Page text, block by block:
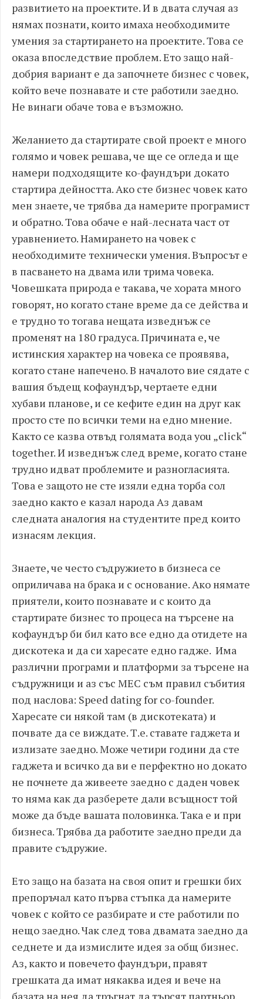
развитието на проектите. И в двата случая аз
нямах познати, които имаха необходимите
умения за стартирането на проектите. Това се
оказа впоследствие проблем. Ето защо най-
добрия вариант е да започнете бизнес с човек,
който вече познавате и сте работили заедно.
Не винаги обаче това е възможно.
Желанието да стартирате свой проект е много
голямо и човек решава, че ще се огледа и ще
намери подходящите ко-фаундъри докато
стартира дейността. Ако сте бизнес човек като
мен знаете, че трябва да намерите програмист
и обратно. Това обаче е най-лесната част от
уравнението. Намирането на човек с
необходимите технически умения. Въпросът е
в пасването на двама или трима човека.
Човешката природа е такава, че хората много
говорят, но когато стане време да се действа и
е трудно то тогава нещата изведнъж се
променят на 180 градуса. Причината е, че
истинския характер на човека се проявява,
когато стане напечено. В началото вие сядате с
вашия бъдещ кофаундър, чертаете едни
хубави планове, и се кефите един на друг как
просто сте по всички теми на едно мнение.
Както се казва отвъд голямата вода you „click“
together. И изведнъж след време, когато стане
трудно идват проблемите и разногласията.
Това е защото не сте изяли една торба сол
заедно както е казал народа Аз давам
следната аналогия на студентите пред които
изнасям лекция.
Знаете, че често съдружието в бизнеса се
оприличава на брака и с основание. Ако нямате
приятели, които познавате и с които да
стартирате бизнес то процеса на търсене на
кофаундър би бил като все едно да отидете на
дискотека и да си харесате едно гадже. Има
различни програми и платформи за търсене на
съдружници и аз със МЕС съм правил събития
под наслова: Speed dating for co-founder.
Харесате си някой там (в дискотеката) и
почвате да се виждате. Т.е. ставате гаджета и
излизате заедно. Може четири години да сте
гаджета и всичко да ви е перфектно но докато
не почнете да живеете заедно с даден човек
то няма как да разберете дали всъщност той
може да бъде вашата половинка. Така е и при
бизнеса. Трябва да работите заедно преди да
правите съдружие.
Ето защо на базата на своя опит и грешки бих
препоръчал като първа стъпка да намерите
човек с който се разбирате и сте работили по
нещо заедно. Чак след това двамата заедно да
седнете и да измислите идея за общ бизнес.
Аз, както и повечето фаундъри, правят
грешката да имат някаква идея и вече на
базата на нея да тръгнат да търсят партньор.